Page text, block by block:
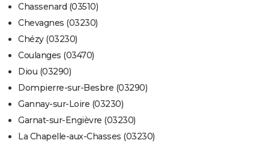
Chassenard (03510)
Chevagnes (03230)
Chézy (03230)
Coulanges (03470)
Diou (03290)
Dompierre-sur-Besbre (03290)
Gannay-sur-Loire (03230)
Garnat-sur-Engièvre (03230)
La Chapelle-aux-Chasses (03230)